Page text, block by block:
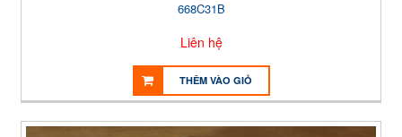
668C31B
Liên hệ
THÊM VÀO GIỎ